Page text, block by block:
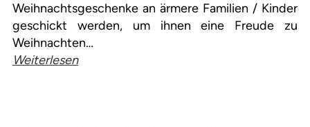
Weihnachtsgeschenke an ärmere Familien / Kinder
geschickt werden, um ihnen eine Freude zu
Weihnachten…
Weiterlesen